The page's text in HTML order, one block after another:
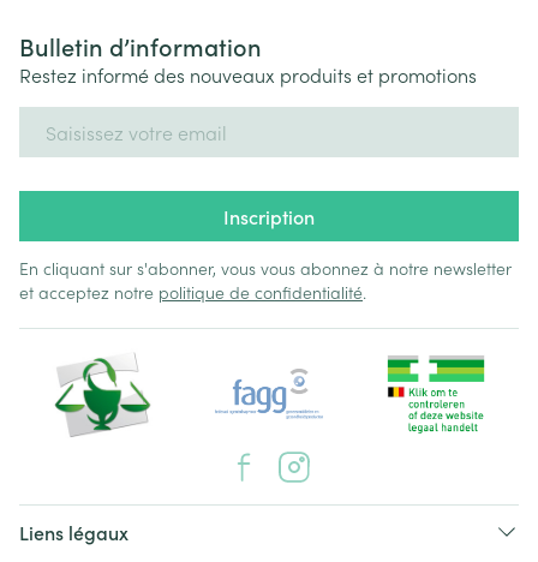
Bulletin d’information
Restez informé des nouveaux produits et promotions
Inscription
En cliquant sur s'abonner, vous vous abonnez à notre newsletter
et acceptez notre politique de confidentialité.
Liens légaux